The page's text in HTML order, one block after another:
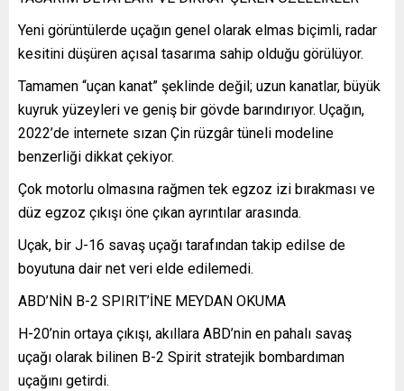
Yeni görüntülerde uçağın genel olarak elmas biçimli, radar
kesitini düşüren açısal tasarıma sahip olduğu görülüyor.
Tamamen “uçan kanat” şeklinde değil; uzun kanatlar, büyük
kuyruk yüzeyleri ve geniş bir gövde barındırıyor. Uçağın,
2022’de internete sızan Çin rüzgâr tüneli modeline
benzerliği dikkat çekiyor.
Çok motorlu olmasına rağmen tek egzoz izi bırakması ve
düz egzoz çıkışı öne çıkan ayrıntılar arasında.
Uçak, bir J-16 savaş uçağı tarafından takip edilse de
boyutuna dair net veri elde edilemedi.
ABD’NİN B-2 SPIRIT’İNE MEYDAN OKUMA
H-20’nin ortaya çıkışı, akıllara ABD’nin en pahalı savaş
uçağı olarak bilinen B-2 Spirit stratejik bombardıman
uçağını getirdi.